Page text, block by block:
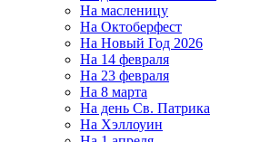
На масленицу
На Октоберфест
На Новый Год 2026
На 14 февраля
На 23 февраля
На 8 марта
На день Св. Патрика
На Хэллоуин